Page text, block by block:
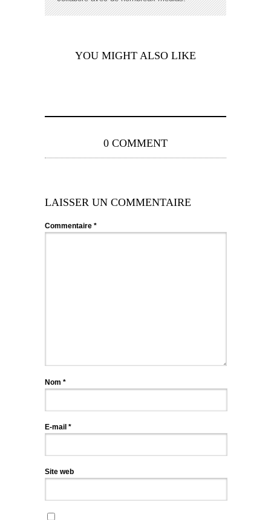
YOU MIGHT ALSO LIKE
0 COMMENT
LAISSER UN COMMENTAIRE
Commentaire *
Nom *
E-mail *
Site web